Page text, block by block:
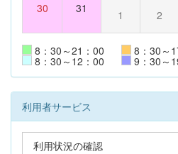
30 31 1 2
8：30～21：00 8：30～
8：30～12：00 9：30～
利用者サービス
利用状況の確認